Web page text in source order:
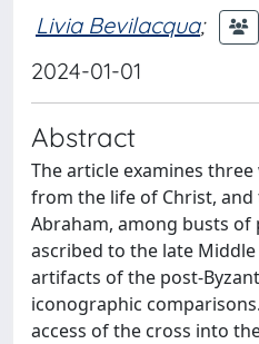
Livia Bevilacqua;
2024-01-01
Abstract
The article examines
from the life of Christ,
Abraham, among busts
ascribed to the late
artifacts of the post-
iconographic
access of the cross into